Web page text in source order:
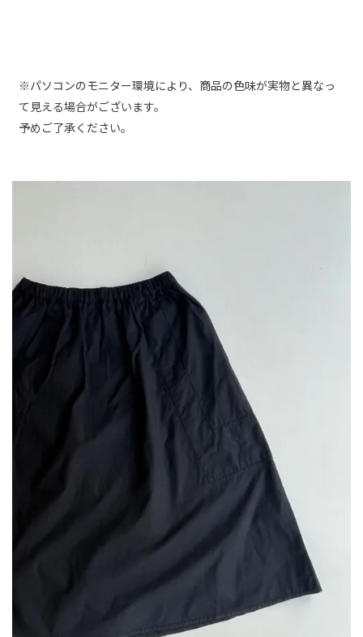
※パソコンのモニター環境により、商品の色味が実物と異なっ
て見える場合がございます。
予めご了承ください。